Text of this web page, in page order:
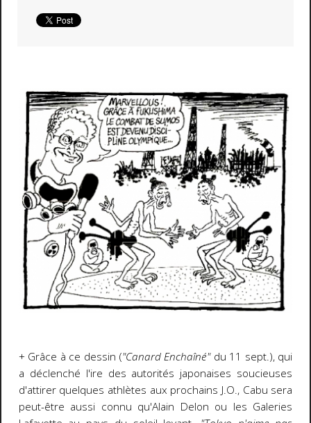
+ Grâce à ce dessin ("Canard Enchaîné"du 11 sept.), qui
a déclenché l'ire des autorités japonaises soucieuses
d'attirer quelques athlètes aux prochains J.O., Cabu sera
peut-être aussi connu qu'Alain Delon ou les Galeries